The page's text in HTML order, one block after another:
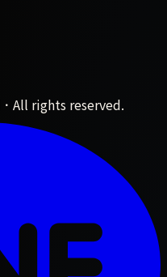
．All rights reserved.